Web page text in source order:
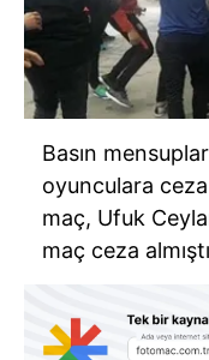
Basın
oyunculara ceza
maç, Ufuk
maç ceza